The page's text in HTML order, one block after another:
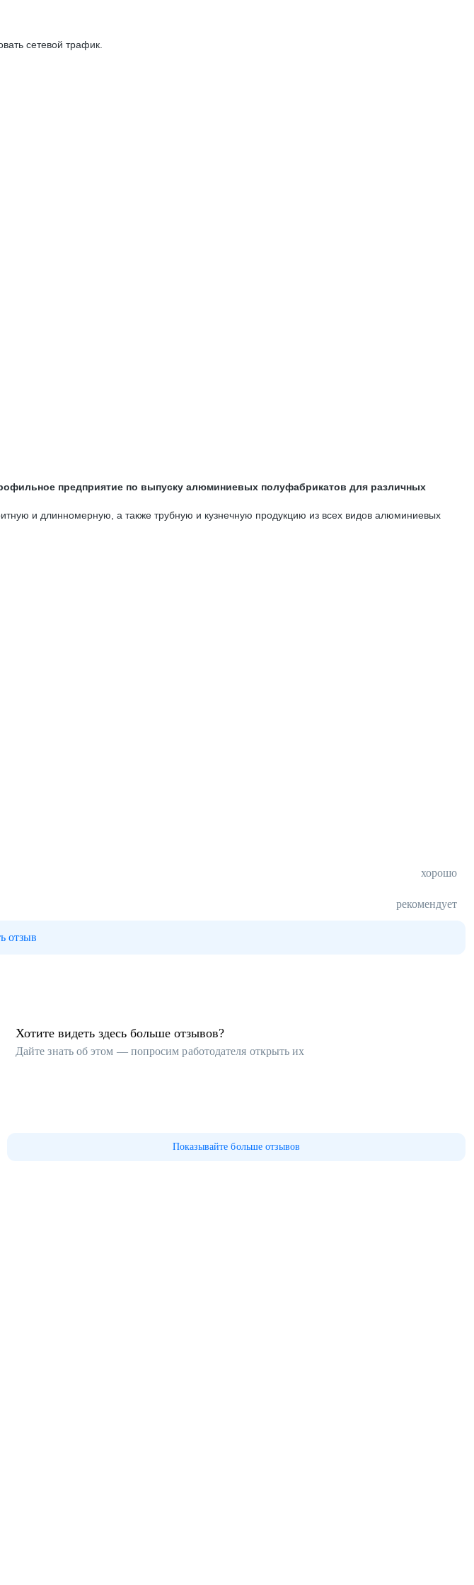
сетевой трафик.
предприятие по выпуску алюминиевых полуфабрикатов для различных
и длинномерную, а также трубную и кузнечную продукцию из всех видов алюминиевых
хорошо
рекомендует
отзыв
Хотите видеть здесь больше отзывов?
Дайте знать об этом — попросим работодателя открыть их
Показывайте больше отзывов